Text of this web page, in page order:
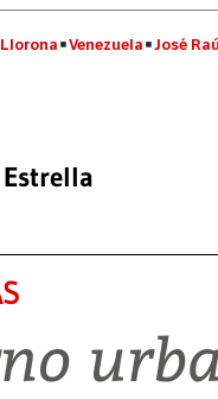
Venezuela José